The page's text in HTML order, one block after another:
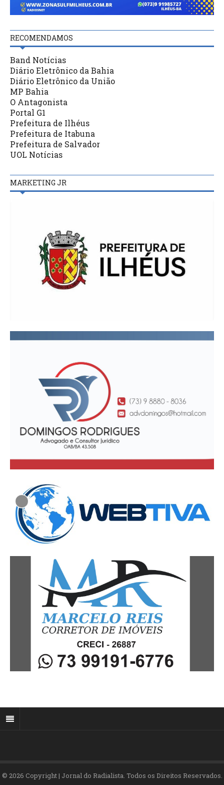
RECOMENDAMOS
Band Notícias
Diário Eletrônico da Bahia
Diário Eletrônico da União
MP Bahia
O Antagonista
Portal G1
Prefeitura de Ilhéus
Prefeitura de Itabuna
Prefeitura de Salvador
UOL Notícias
MARKETING JR
© 2026 Copyright | Jornal do Radialista. Todos os Direitos Reservados.